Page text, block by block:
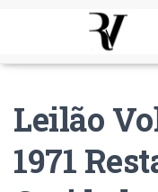
Leilão
1971